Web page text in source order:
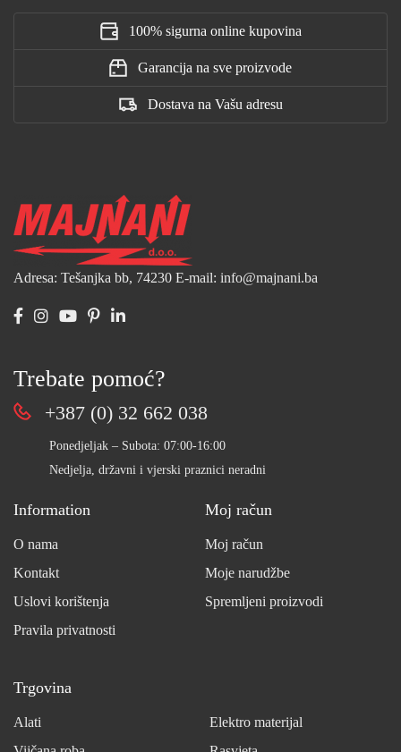
100% sigurna online kupovina
Garancija na sve proizvode
Dostava na Vašu adresu
Adresa: Tešanjka bb, 74230 E-mail: info@majnani.ba
Trebate pomoć?
+387 (0) 32 662 038
Ponedjeljak – Subota: 07:00-16:00
Nedjelja, državni i vjerski praznici neradni
Information
O nama
Kontakt
Uslovi korištenja
Pravila privatnosti
Moj račun
Moj račun
Moje narudžbe
Spremljeni proizvodi
Trgovina
Alati
Elektro materijal